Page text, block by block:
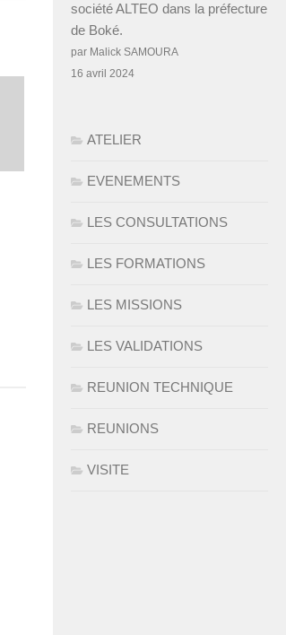
société ALTEO dans la préfecture
de Boké.
par Malick SAMOURA
16 avril 2024
ATELIER
EVENEMENTS
LES CONSULTATIONS
LES FORMATIONS
LES MISSIONS
LES VALIDATIONS
REUNION TECHNIQUE
REUNIONS
VISITE